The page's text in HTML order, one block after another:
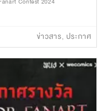
ข่าวสาร, ประกาศ